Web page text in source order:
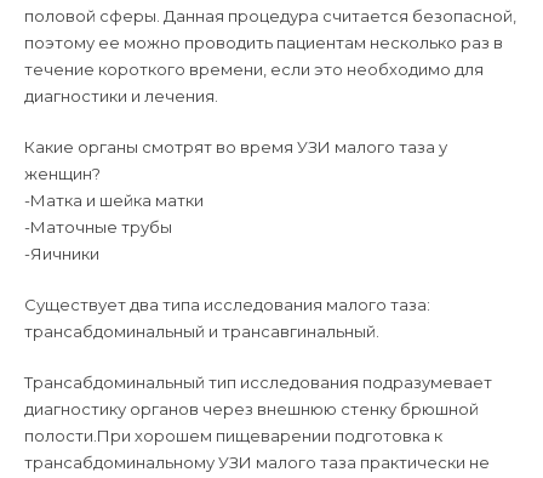
половой сферы. Данная процедура считается безопасной,
поэтому ее можно проводить пациентам несколько раз в
течение короткого времени, если это необходимо для
диагностики и лечения.
Какие органы смотрят во время УЗИ малого таза у
женщин?
-Матка и шейка матки
-Маточные трубы
-Яичники
Существует два типа исследования малого таза:
трансабдоминальный и трансавгинальный.
Трансабдоминальный тип исследования подразумевает
диагностику органов через внешнюю стенку брюшной
полости.При хорошем пищеварении подготовка к
трансабдоминальному УЗИ малого таза практически не